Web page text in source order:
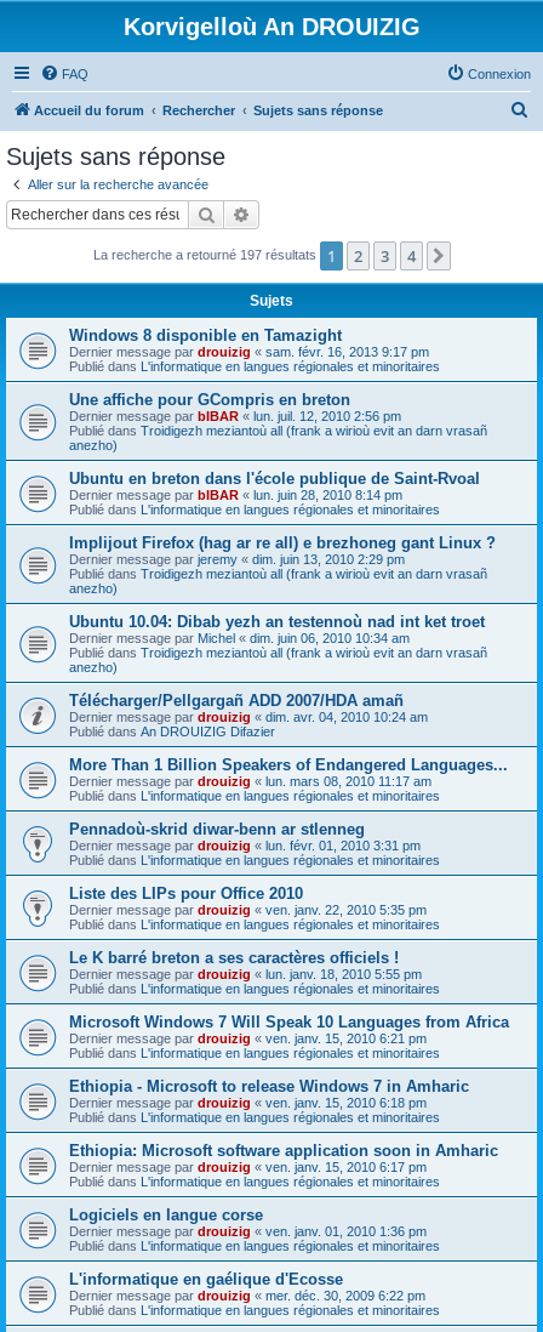
Korvigelloù An DROUIZIG
FAQ Connexion
Accueil du forum Rechercher Sujets sans réponse
c
Sujets sans réponse
Aller sur la recherche avancée
Rechercher
La recherche a retourné 197 résultats 1 2 3 4
Sujets
Windows 8 disponible en Tamazight
Dernier message par drouizig « sam. févr. 16, 2013 9:17 pm
Publié dans L'informatique en langues régionales et minoritaires
Une affiche pour GCompris en breton
Dernier message par bIBAR « lun. juil. 12, 2010 2:56 pm
Publié dans Troidigezh meziantoù all (frank a wirioù evit an darn vrasañ
anezho)
Ubuntu en breton dans l'école publique de Saint-Rvoal
Dernier message par bIBAR « lun. juin 28, 2010 8:14 pm
Publié dans L'informatique en langues régionales et minoritaires
Implijout Firefox (hag ar re all) e brezhoneg gant Linux ?
Dernier message par jeremy « dim. juin 13, 2010 2:29 pm
Publié dans Troidigezh meziantoù all (frank a wirioù evit an darn vrasañ
anezho)
Ubuntu 10.04: Dibab yezh an testennoù nad int ket troet
Dernier message par Michel « dim. juin 06, 2010 10:34 am
Publié dans Troidigezh meziantoù all (frank a wirioù evit an darn vrasañ
anezho)
Télécharger/Pellgargañ ADD 2007/HDA amañ
Dernier message par drouizig « dim. avr. 04, 2010 10:24 am
Publié dans An DROUIZIG Difazier
More Than 1 Billion Speakers of Endangered Languages...
Dernier message par drouizig « lun. mars 08, 2010 11:17 am
Publié dans L'informatique en langues régionales et minoritaires
Pennadoù-skrid diwar-benn ar stlenneg
Dernier message par drouizig « lun. févr. 01, 2010 3:31 pm
Publié dans L'informatique en langues régionales et minoritaires
Liste des LIPs pour Office 2010
Dernier message par drouizig « ven. janv. 22, 2010 5:35 pm
Publié dans L'informatique en langues régionales et minoritaires
Le K barré breton a ses caractères officiels !
Dernier message par drouizig « lun. janv. 18, 2010 5:55 pm
Publié dans L'informatique en langues régionales et minoritaires
Microsoft Windows 7 Will Speak 10 Languages from Africa
Dernier message par drouizig « ven. janv. 15, 2010 6:21 pm
Publié dans L'informatique en langues régionales et minoritaires
Ethiopia - Microsoft to release Windows 7 in Amharic
Dernier message par drouizig « ven. janv. 15, 2010 6:18 pm
Publié dans L'informatique en langues régionales et minoritaires
Ethiopia: Microsoft software application soon in Amharic
Dernier message par drouizig « ven. janv. 15, 2010 6:17 pm
Publié dans L'informatique en langues régionales et minoritaires
Logiciels en langue corse
Dernier message par drouizig « ven. janv. 01, 2010 1:36 pm
Publié dans L'informatique en langues régionales et minoritaires
L'informatique en gaélique d'Ecosse
Dernier message par drouizig « mer. déc. 30, 2009 6:22 pm
Publié dans L'informatique en langues régionales et minoritaires